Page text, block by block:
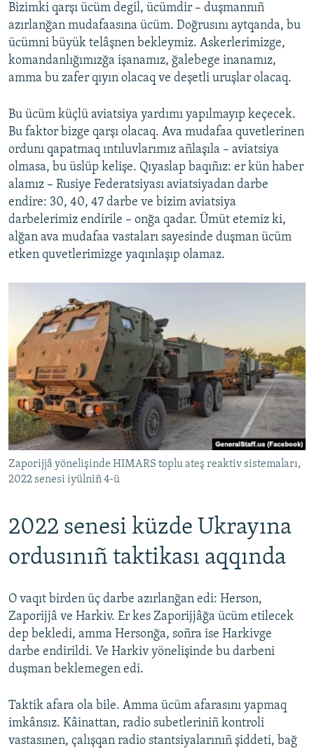
Bizimki qarşı ücüm degil, ücümdir – duşmannıñ
azırlanğan mudafaasına ücüm. Doğrusını aytqanda, bu
ücümni büyük telâşnen bekleymiz. Askerlerimizge,
komandanlığımızğa işanamız, ğalebege inanamız,
amma bu zafer qıyın olacaq ve deşetli uruşlar olacaq.
Bu ücüm küçlü aviatsiya yardımı yapılmayıp keçecek.
Bu faktor bizge qarşı olacaq. Ava mudafaa quvetlerinen
ordunı qapatmaq ıntıluvlarımız añlaşıla – aviatsiya
olmasa, bu üslüp kelişe. Qıyaslap baqıñız: er kün haber
alamız – Rusiye Federatsiyası aviatsiyadan darbe
endire: 30, 40, 47 darbe ve bizim aviatsiya
darbelerimiz endirile – onğa qadar. Ümüt etemiz ki,
alğan ava mudafaa vastaları sayesinde duşman ücüm
etken quvetlerimizge yaqınlaşıp olamaz.
Zaporijjâ yönelişinde HIMARS toplu ateş reaktiv sistemaları,
2022 senesi iyülniñ 4-ü
2022 senesi küzde Ukrayına
ordusınıñ taktikası aqqında
O vaqıt birden üç darbe azırlanğan edi: Herson,
Zaporijjâ ve Harkiv. Er kes Zaporijjâğa ücüm etilecek
dep bekledi, amma Hersonğa, soñra ise Harkivge
darbe endirildi. Ve Harkiv yönelişinde bu darbeni
duşman beklemegen edi.
Taktik afara ola bile. Amma ücüm afarasını yapmaq
imkânsız. Kâinattan, radio subetleriniñ kontroli
vastasınen, çalışqan radio stantsiyalarınıñ şiddeti, bağ